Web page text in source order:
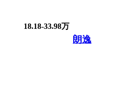
18.18-33.98万
朗逸